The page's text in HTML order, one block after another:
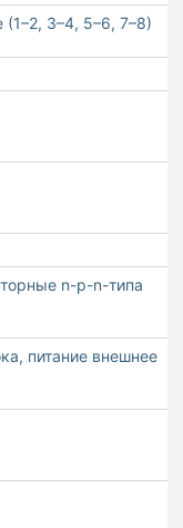
(1–2, 3–4, 5–6, 7–8)
n-p-n-типа
питание внешнее